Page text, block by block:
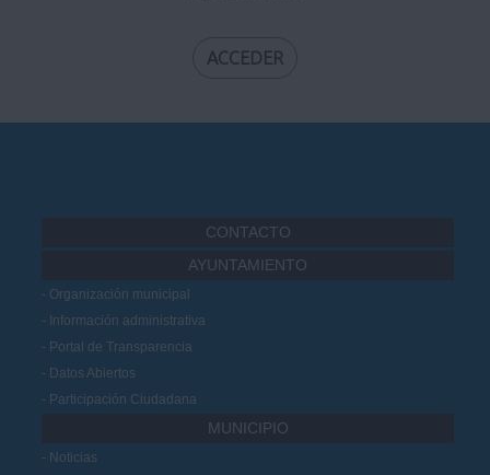
ACCEDER
CONTACTO
AYUNTAMIENTO
Organización municipal
Información administrativa
Portal de Transparencia
Datos Abiertos
Participación Ciudadana
MUNICIPIO
Noticias